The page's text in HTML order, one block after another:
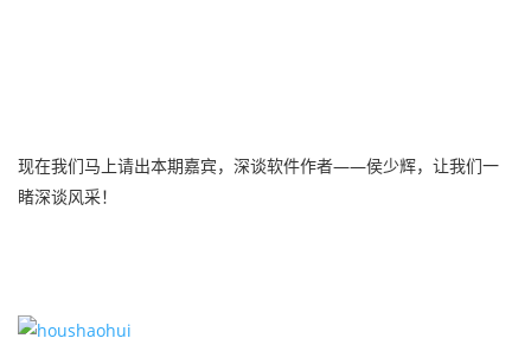
现在我们马上请出本期嘉宾，深谈软件作者——侯少辉，让我们一
睹深谈风采！